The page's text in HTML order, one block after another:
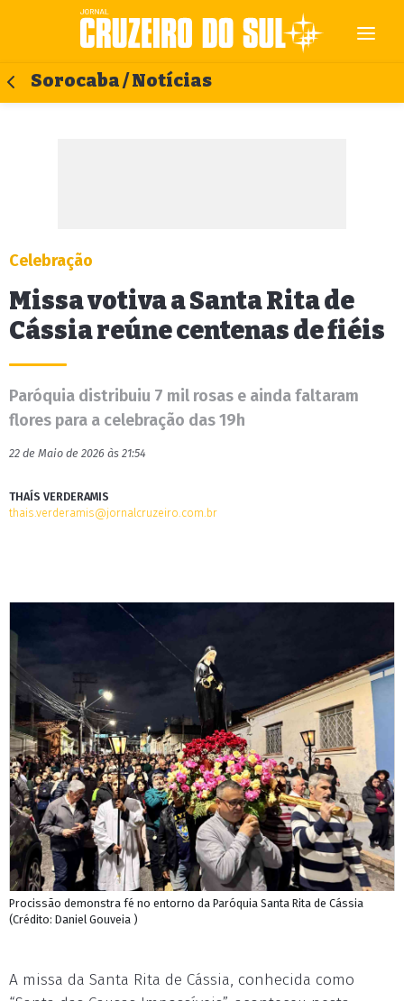
Sorocaba / Notícias
Celebração
Missa votiva a Santa Rita de
Cássia reúne centenas de fiéis
Paróquia distribuiu 7 mil rosas e ainda faltaram
flores para a celebração das 19h
22 de Maio de 2026 às 21:54
THAÍS VERDERAMIS
thais.verderamis@jornalcruzeiro.com.br
Procissão demonstra fé no entorno da Paróquia Santa Rita de Cássia
(Crédito: Daniel Gouveia )
A missa da Santa Rita de Cássia, conhecida como